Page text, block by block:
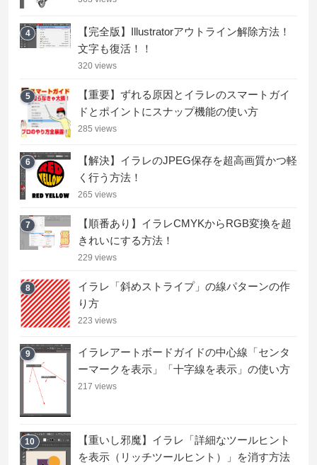
4
【完全版】Illustratorアウトライン解除方法！
文字も復活！！
320 views
5
【重要】ずれる原因とイラレのスマートガイ
ドとポイントにスナップ機能の使い方
285 views
6
【解決】イラレのJPEG保存を超高画質かつ軽
く行う方法！
265 views
7
【順番あり】イラレCMYKからRGB変換を超
きれいにする方法！
229 views
8
イラレ「斜めストライプ」の線パターンの作
り方
223 views
9
イラレアートボードガイドの中心線「センタ
ーマークを表示」「十字線を表示」の使い方
217 views
10
【重いし邪魔】イラレ「詳細なツールヒント
を表示（リッチツールヒント）」を消す方法